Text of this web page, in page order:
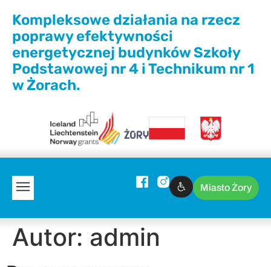
Kompleksowe działania na rzecz
poprawy efektywności
energetycznej budynków Szkoły
Podstawowej nr 4 i Technikum nr 1
w Żorach.
Miasto Żory
Autor: admin